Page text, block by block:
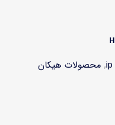
, محصولات هیکان